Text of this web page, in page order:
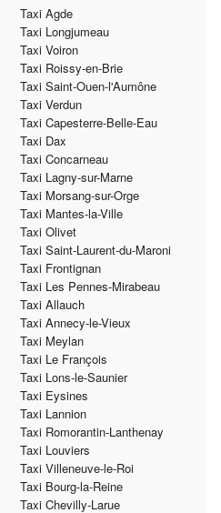
Taxi Agde
Taxi Longjumeau
Taxi Voiron
Taxi Roissy-en-Brie
Taxi Saint-Ouen-l'Aumône
Taxi Verdun
Taxi Capesterre-Belle-Eau
Taxi Dax
Taxi Concarneau
Taxi Lagny-sur-Marne
Taxi Morsang-sur-Orge
Taxi Mantes-la-Ville
Taxi Olivet
Taxi Saint-Laurent-du-Maroni
Taxi Frontignan
Taxi Les Pennes-Mirabeau
Taxi Allauch
Taxi Annecy-le-Vieux
Taxi Meylan
Taxi Le François
Taxi Lons-le-Saunier
Taxi Eysines
Taxi Lannion
Taxi Romorantin-Lanthenay
Taxi Louviers
Taxi Villeneuve-le-Roi
Taxi Bourg-la-Reine
Taxi Chevilly-Larue